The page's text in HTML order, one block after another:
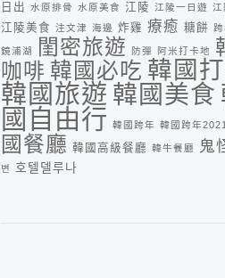
日出 水原排骨 水原美食 江陵 江陵一日遊 江
江陵美食 注文津 海邊 炸雞 療癒 糖餅
鏡浦湖 閨密旅遊 防彈 阿米打卡地
咖啡 韓國必吃 韓國
韓國旅遊 韓國美食
國自由行 韓國跨年 韓國跨年2021
國餐廳 韓國高級餐廳 韓牛餐廳 鬼
변
호텔델루나